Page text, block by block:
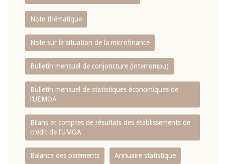
Note thématique
Note sur la situation de la microfinance
Bulletin mensuel de conjoncture (interrompu)
Bulletin mensuel de statistiques économiques de
l‘UEMOA
Bilans et comptes de résultats des établissements de
crédit de l‘UMOA
Balance des paiements Annuaire statistique